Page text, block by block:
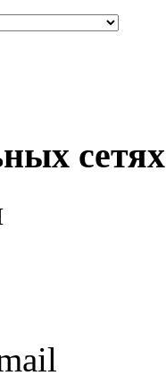
сетях